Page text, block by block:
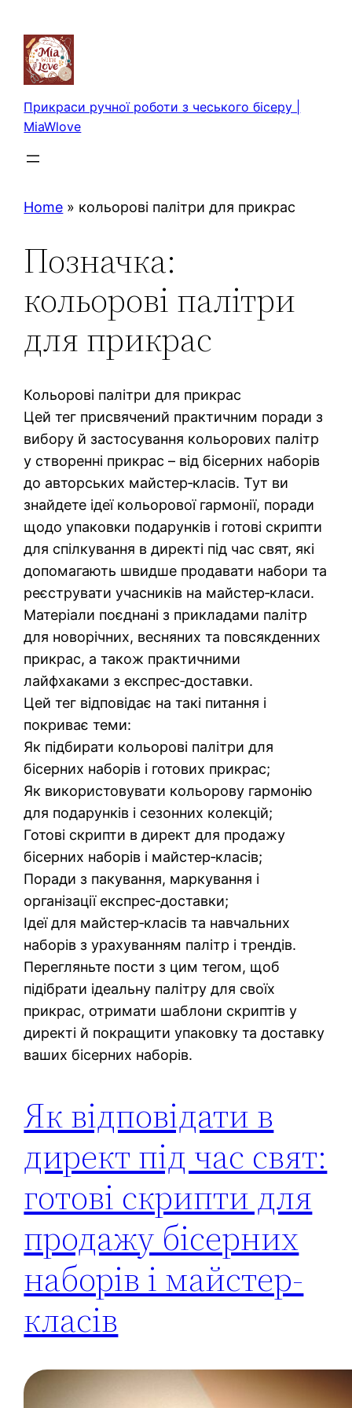
вмісту
Прикраси ручної роботи з чеського бісеру |
MiaWlove
Home » кольорові палітри для прикрас
Позначка:
кольорові палітри
для прикрас
Кольорові палітри для прикрас
Цей тег присвячений практичним поради з
вибору й застосування кольорових палітр
у створенні прикрас – від бісерних наборів
до авторських майстер‑класів. Тут ви
знайдете ідеї кольорової гармонії, поради
щодо упаковки подарунків і готові скрипти
для спілкування в директі під час свят, які
допомагають швидше продавати набори та
реєструвати учасників на майстер‑класи.
Матеріали поєднані з прикладами палітр
для новорічних, весняних та повсякденних
прикрас, а також практичними
лайфхаками з експрес‑доставки.
Цей тег відповідає на такі питання і
покриває теми:
Як підбирати кольорові палітри для
бісерних наборів і готових прикрас;
Як використовувати кольорову гармонію
для подарунків і сезонних колекцій;
Готові скрипти в директ для продажу
бісерних наборів і майстер‑класів;
Поради з пакування, маркування і
організації експрес‑доставки;
Ідеї для майстер‑класів та навчальних
наборів з урахуванням палітр і трендів.
Перегляньте пости з цим тегом, щоб
підібрати ідеальну палітру для своїх
прикрас, отримати шаблони скриптів у
директі й покращити упаковку та доставку
ваших бісерних наборів.
Як відповідати в
директ під час свят:
готові скрипти для
продажу бісерних
наборів і майстер-
класів